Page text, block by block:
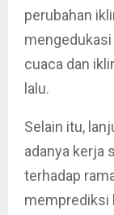
perubahan
cuaca dan
lalu.
Selain itu,
adanya kerja
terhadap
memprediksi